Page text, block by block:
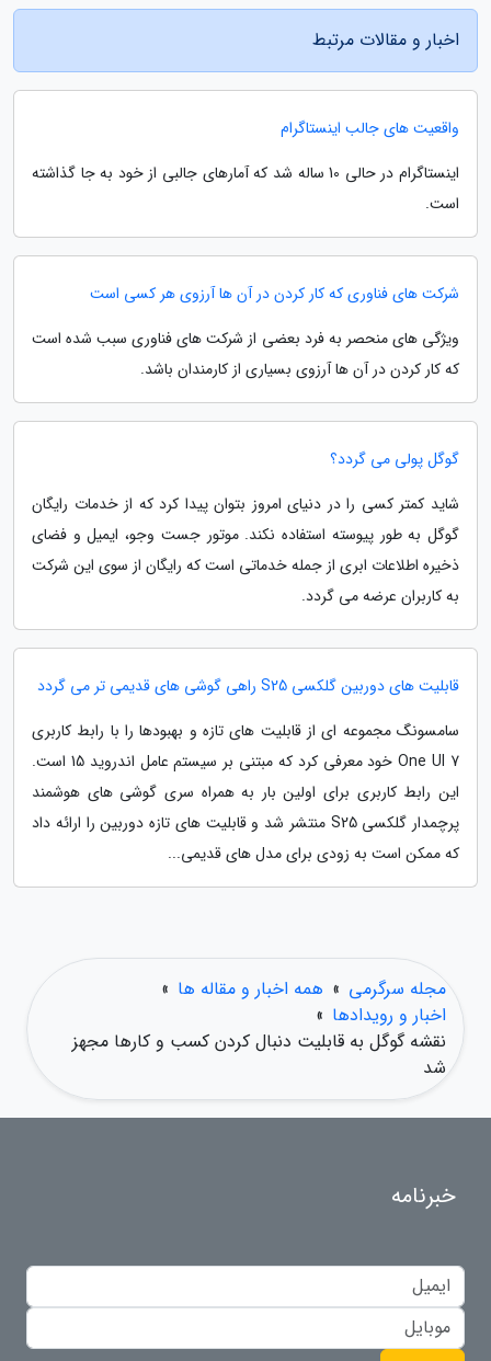
اخبار و مقالات مرتبط
واقعیت های جالب اینستاگرام
اینستاگرام در حالی 10 ساله شد که آمارهای جالبی از خود به جا گذاشته
است.
شرکت های فناوری که کار کردن در آن ها آرزوی هر کسی است
ویژگی های منحصر به فرد بعضی از شرکت های فناوری سبب شده است
که کار کردن در آن ها آرزوی بسیاری از کارمندان باشد.
گوگل پولی می گردد؟
شاید کمتر کسی را در دنیای امروز بتوان پیدا کرد که از خدمات رایگان
گوگل به طور پیوسته استفاده نکند. موتور جست وجو، ایمیل و فضای
ذخیره اطلاعات ابری از جمله خدماتی است که رایگان از سوی این شرکت
به کاربران عرضه می گردد.
قابلیت های دوربین گلکسی S25 راهی گوشی های قدیمی تر می گردد
سامسونگ مجموعه ای از قابلیت های تازه و بهبودها را با رابط کاربری
One UI 7 خود معرفی کرد که مبتنی بر سیستم عامل اندروید 15 است.
این رابط کاربری برای اولین بار به همراه سری گوشی های هوشمند
پرچمدار گلکسی S25 منتشر شد و قابلیت های تازه دوربین را ارائه داد
که ممکن است به زودی برای مدل های قدیمی...
مجله سرگرمی » همه اخبار و مقاله ها »
اخبار و رویدادها »
نقشه گوگل به قابلیت دنبال کردن کسب و کارها مجهز
شد
خبرنامه